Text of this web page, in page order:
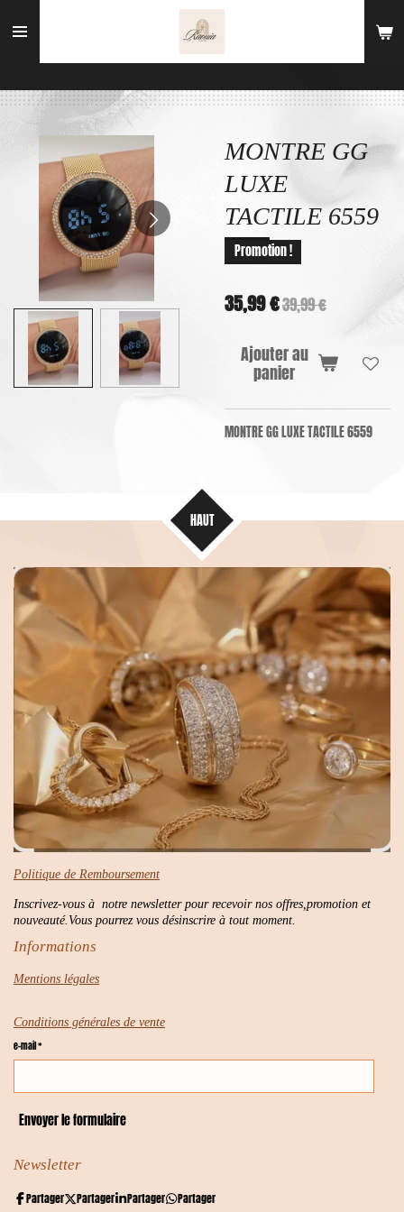
au
MONTRE GG
LUXE
TACTILE 6559
Promotion !
35,99 €39,99 €
Ajouter au
panier
MONTRE GG LUXE TACTILE 6559
HAUT
Politique de Remboursement
Inscrivez-vous à notre newsletter pour recevoir nos offres,promotion et
nouveauté.Vous pourrez vous désinscrire à tout moment.
Informations
Mentions légales
Conditions générales de vente
e-mail *
Envoyer le formulaire
Newsletter
Partager Partager Partager Partager